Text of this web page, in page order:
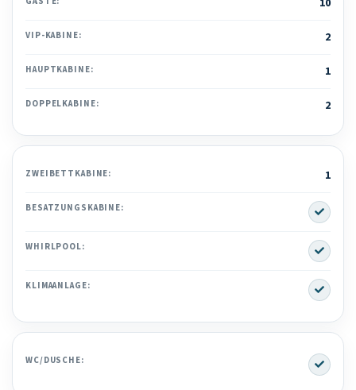
10
VIP-KABINE: 2
HAUPTKABINE: 1
DOPPELKABINE: 2
ZWEIBETTKABINE: 1
BESATZUNGSKABINE: Yes
WHIRLPOOL: Yes
KLIMAANLAGE: Yes
WC/DUSCHE: Yes